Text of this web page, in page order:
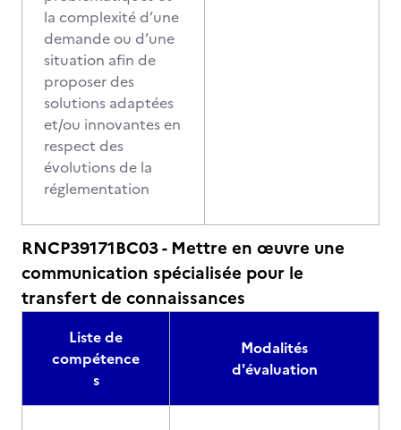
la complexité d’une
demande ou d’une
situation afin de
proposer des
solutions adaptées
et/ou innovantes en
respect des
évolutions de la
réglementation
RNCP39171BC03 - Mettre en œuvre une
communication spécialisée pour le
transfert de connaissances
Liste de
compétence
s
Modalités
d'évaluation